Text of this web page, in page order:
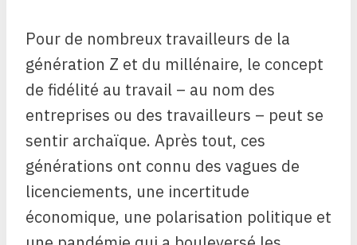
Pour de nombreux travailleurs de la
génération Z et du millénaire, le concept
de fidélité au travail – au nom des
entreprises ou des travailleurs – peut se
sentir archaïque. Après tout, ces
générations ont connu des vagues de
licenciements, une incertitude
économique, une polarisation politique et